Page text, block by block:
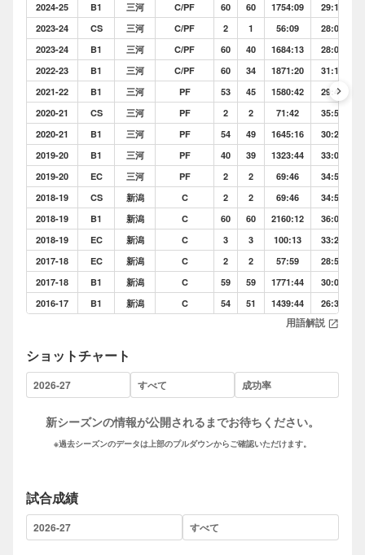
2024-25
B1 三河 C/PF 60 60 1754:09 29:14
2023-24
CS 三河 C/PF 2 1 56:09 28:04
2023-24
B1 三河 C/PF 60 40 1684:13 28:04
2022-23
B1 三河 C/PF 60 34 1871:20 31:11
2021-22
B1 三河 PF 53 45 1580:42 29:49
2020-21
CS 三河 PF 2 2 71:42 35:51
2020-21
B1 三河 PF 54 49 1645:16 30:28
2019-20
B1 三河 PF 40 39 1323:44 33:05
2019-20
EC 三河 PF 2 2 69:46 34:53
2018-19
CS 新潟 C 2 2 69:46 34:53
2018-19
B1 新潟 C 60 60 2160:12 36:00
2018-19
EC 新潟 C 3 3 100:13 33:24
2017-18
EC 新潟 C 2 2 57:59 28:59
2017-18
B1 新潟 C 59 59 1771:44 30:01
2016-17
B1 新潟 C 54 51 1439:44 26:39
keyboard_arrow_right
用語解説 open_in_new
ショットチャート
新シーズンの情報が公開されるまでお待ちください。
※過去シーズンのデータは上部のプルダウンからご確認いただけます。
試合成績